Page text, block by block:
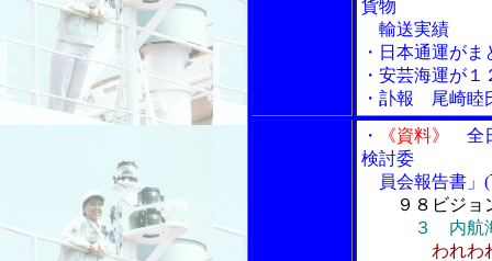
貨物
輸送実績
・日本通運が
・安芸海運が
・訃報 尾崎睦
・ 《資料》
全
検討委
員会報告書」(
９８ビジョ
３ 内航
われわ